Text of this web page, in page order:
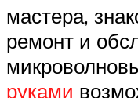
мастера,
ремонт и
руками